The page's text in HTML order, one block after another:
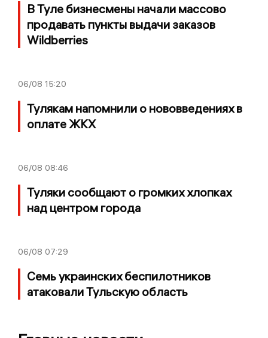
В Туле бизнесмены начали массово
продавать пункты выдачи заказов
Wildberries
06/08 15:20
Тулякам напомнили о нововведениях в
оплате ЖКХ
06/08 08:46
Туляки сообщают о громких хлопках
над центром города
06/08 07:29
Семь украинских беспилотников
атаковали Тульскую область